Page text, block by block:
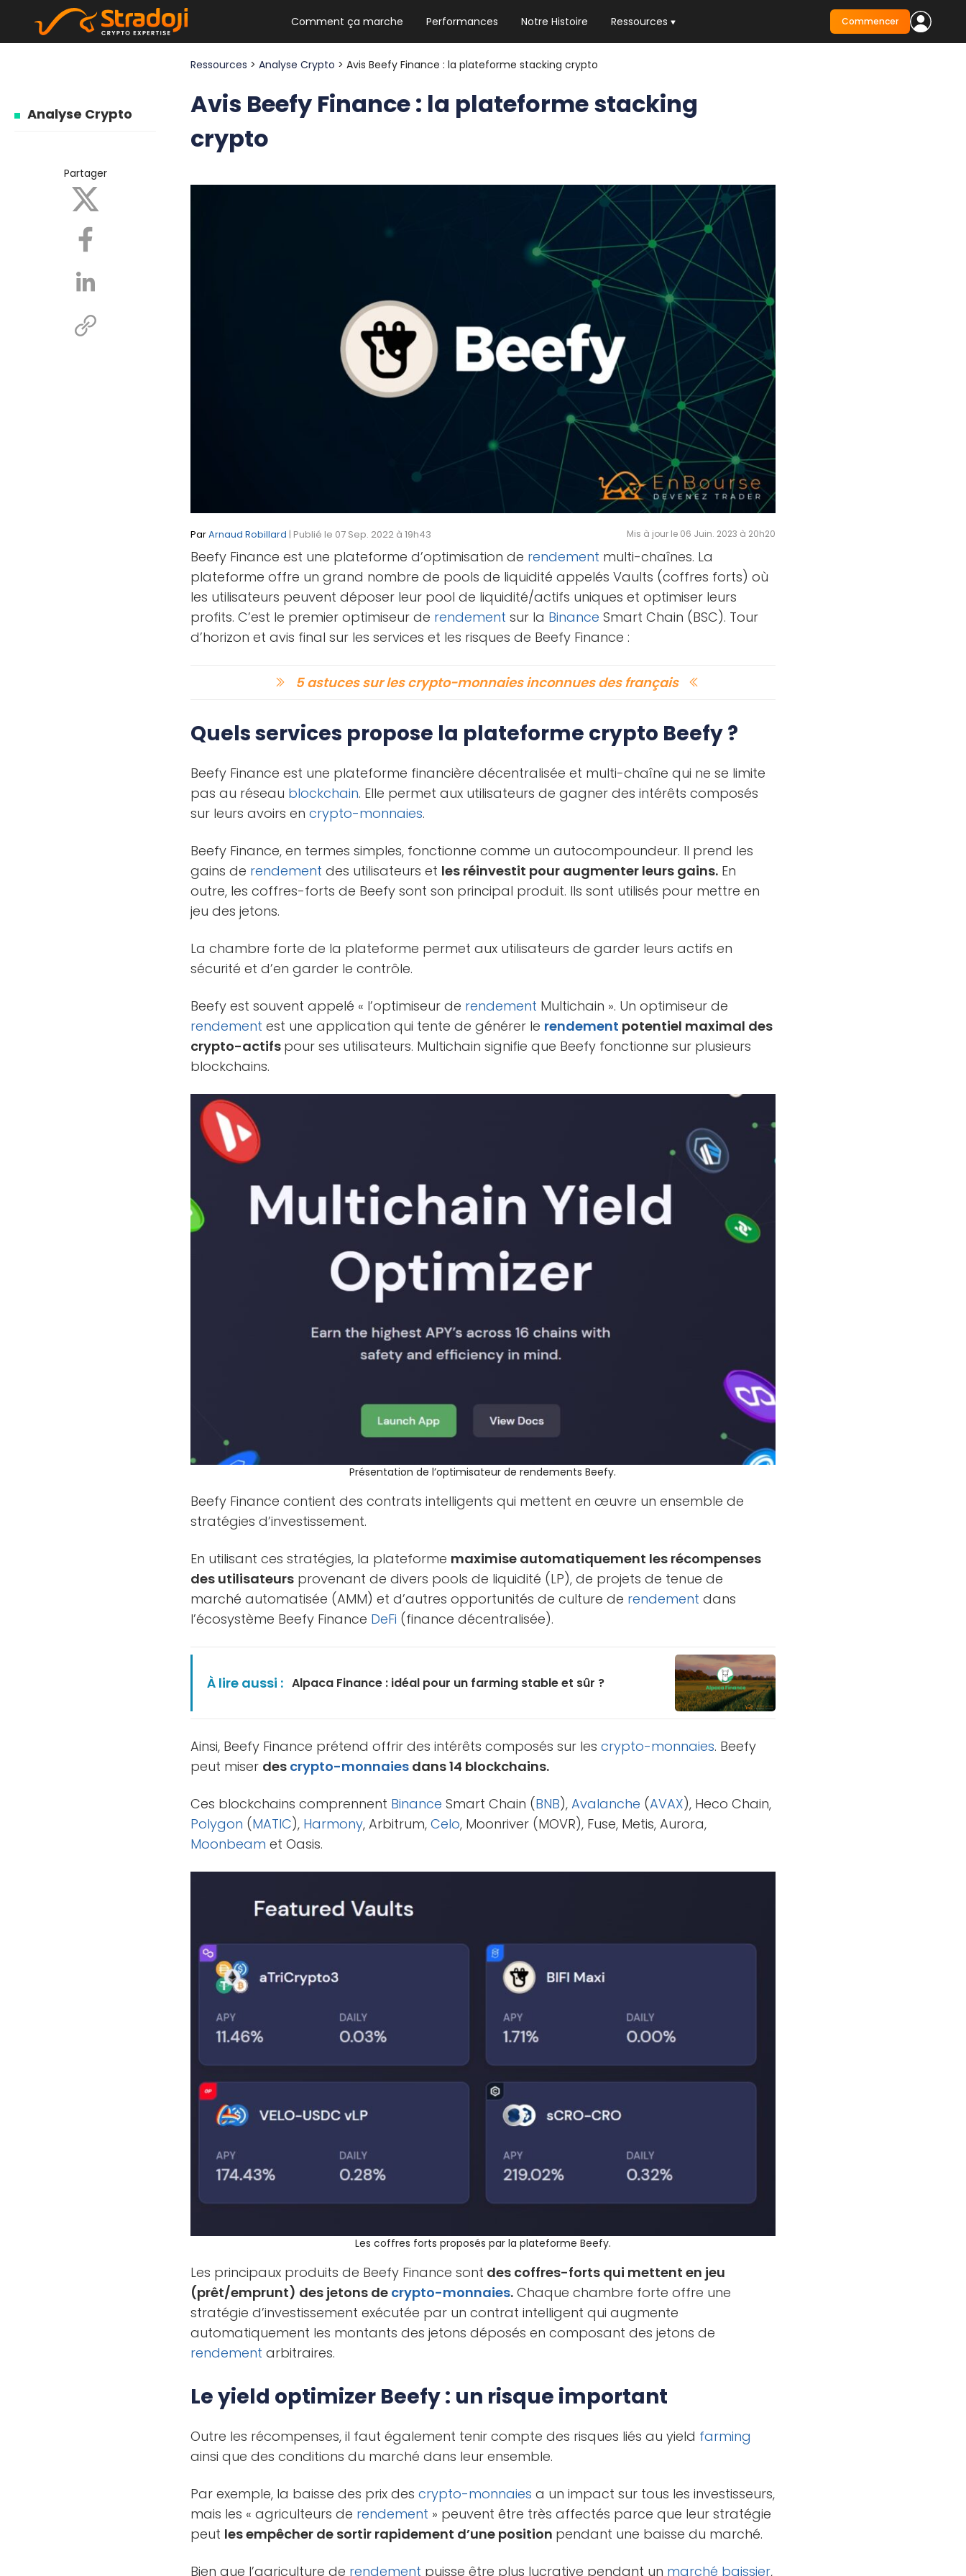
Comment ça marche Performances Notre Histoire Ressources
NEWSLETTER HEBDO
Les news crypto dont vous avez besoin
Commencer
Analyse Crypto
Partager
Ressources >Analyse Crypto > Avis Beefy Finance : la plateforme stacking crypto
Avis Beefy Finance : la plateforme stacking
crypto
ParArnaud Robillard | Publié le 07 Sep. 2022 à 19h43 Mis à jour le 06 Juin. 2023 à 20h20
Beefy Finance est une plateforme d’optimisation de rendement multi-chaînes. La
plateforme offre un grand nombre de pools de liquidité appelés Vaults (coffres forts) où
les utilisateurs peuvent déposer leur pool de liquidité/actifs uniques et optimiser leurs
profits. C’est le premier optimiseur de rendement sur la Binance Smart Chain (BSC). Tour
d’horizon et avis final sur les services et les risques de Beefy Finance :
5 astuces sur les crypto-monnaies inconnues des français
Quels services propose la plateforme crypto Beefy ?
Beefy Finance est une plateforme financière décentralisée et multi-chaîne qui ne se limite
pas au réseau blockchain. Elle permet aux utilisateurs de gagner des intérêts composés
sur leurs avoirs encrypto-monnaies.
Beefy Finance, en termes simples, fonctionne comme un autocompoundeur. Il prend les
gains de rendement des utilisateurs et les réinvestit pour augmenter leurs gains. En
outre, les coffres-forts de Beefy sont son principal produit. Ils sont utilisés pour mettre en
jeu des jetons.
La chambre forte de la plateforme permet aux utilisateurs de garder leurs actifs en
sécurité et d’en garder le contrôle.
Beefy est souvent appelé « l’optimiseur de rendement Multichain ». Un optimiseur de
rendement est une application qui tente de générer le rendement potentiel maximal des
crypto-actifs pour ses utilisateurs. Multichain signifie que Beefy fonctionne sur plusieurs
blockchains.
Présentation de l’optimisateur de rendements Beefy.
Beefy Finance contient des contrats intelligents qui mettent en œuvre un ensemble de
stratégies d’investissement.
En utilisant ces stratégies, la plateforme maximise automatiquement les récompenses
des utilisateurs provenant de divers pools de liquidité (LP), de projets de tenue de
marché automatisée (AMM) et d’autres opportunités de culture de rendement dans
l’écosystème Beefy Finance DeFi (finance décentralisée).
À lire aussi : Alpaca Finance : idéal pour un farming stable et sûr ?
Ainsi, Beefy Finance prétend offrir des intérêts composés sur lescrypto-monnaies. Beefy
peut miser des crypto-monnaies dans 14 blockchains.
Ces blockchains comprennent Binance Smart Chain (BNB),Avalanche (AVAX), Heco Chain,
Polygon (MATIC), Harmony, Arbitrum,Celo, Moonriver (MOVR), Fuse, Metis, Aurora,
Moonbeam et Oasis.
Les coffres forts proposés par la plateforme Beefy.
Les principaux produits de Beefy Finance sont des coffres-forts qui mettent en jeu
(prêt/emprunt) des jetons de crypto-monnaies. Chaque chambre forte offre une
stratégie d’investissement exécutée par un contrat intelligent qui augmente
automatiquement les montants des jetons déposés en composant des jetons de
rendement arbitraires.
Le yield optimizer Beefy : un risque important
Outre les récompenses, il faut également tenir compte des risques liés au yield farming
ainsi que des conditions du marché dans leur ensemble.
Par exemple, la baisse des prix descrypto-monnaies a un impact sur tous les investisseurs,
mais les « agriculteurs de rendement » peuvent être très affectés parce que leur stratégie
peut les empêcher de sortir rapidement d’une position pendant une baisse du marché.
Bien que l’agriculture de rendement puisse être plus lucrative pendant un marché baissier,